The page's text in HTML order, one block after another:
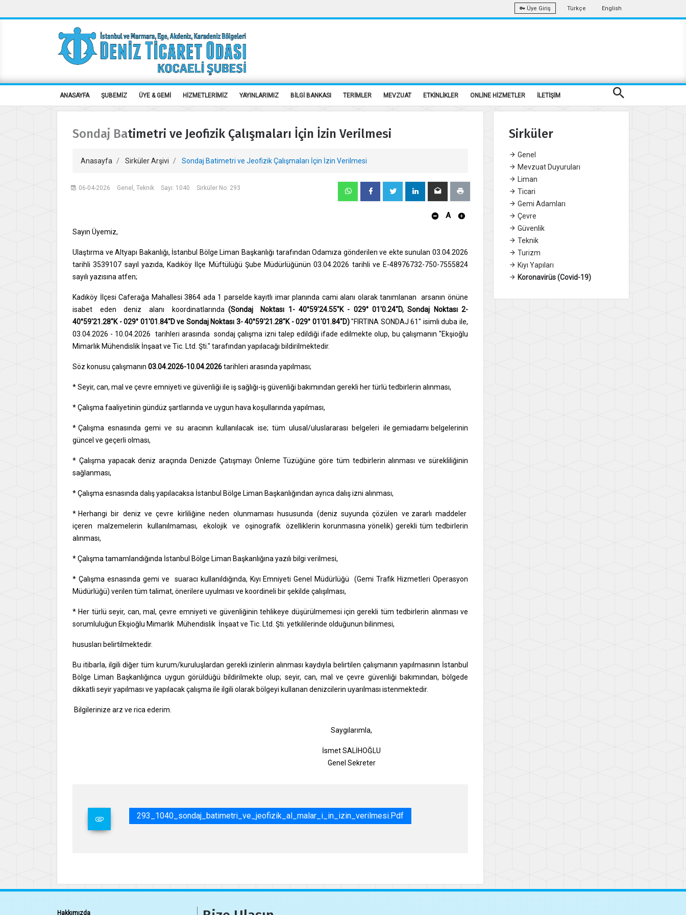
Üye Giriş Türkçe English
ANASAYFA ŞUBEMİZ ÜYE & GEMİ HİZMETLERİMİZ YAYINLARIMIZ BİLGİ BANKASI TERİMLER MEVZUAT ETKİNLİKLER ONLİNE HİZMETLER İLETİŞİM
Sondaj Batimetri ve Jeofizik Çalışmaları İçin İzin Verilmesi
Anasayfa Sirküler Arşivi Sondaj Batimetri ve Jeofizik Çalışmaları İçin İzin Verilmesi
06-04-2026 Genel, Teknik Sayı: 1040 Sirküler No: 293
A
Sayın Üyemiz,
Ulaştırma ve Altyapı Bakanlığı, İstanbul Bölge Liman Başkanlığı tarafından Odamıza gönderilen ve ekte sunulan 03.04.2026
tarihli 3539107 sayıl yazıda, Kadıköy İlçe Müftülüğü Şube Müdürlüğünün 03.04.2026 tarihli ve E-48976732-750-7555824
sayılı yazısına atfen;
Kadıköy İlçesi Caferağa Mahallesi 3864 ada 1 parselde kayıtlı imar planında cami alanı olarak tanımlanan arsanın önüne
isabet eden deniz alanı koordinatlarında (Sondaj Noktası 1- 40°59'24.55"K - 029° 01'0.24"D, Sondaj Noktası 2-
40°59'21.28"K - 029° 01'01.84"D ve Sondaj Noktası 3- 40°59'21.28"K - 029° 01'01.84"D)"FIRTINA SONDAJ 61" isimli duba ile,
03.04.2026 - 10.04.2026 tarihleri arasında sondaj çalışma izni talep edildiği ifade edilmekte olup, bu çalışmanın "Ekşioğlu
Mimarlık Mühendislik İnşaat ve Tic. Ltd. Şti." tarafından yapılacağı bildirilmektedir.
Söz konusu çalışmanın 03.04.2026-10.04.2026tarihleri arasında yapılması;
* Seyir, can, mal ve çevre emniyeti ve güvenliği ile iş sağlığı-iş güvenliği bakımından gerekli her türlü tedbirlerin alınması,
* Çalışma faaliyetinin gündüz şartlarında ve uygun hava koşullarında yapılması,
* Çalışma esnasında gemi ve su aracının kullanılacak ise; tüm ulusal/uluslararası belgeleri ile gemiadamı belgelerinin
güncel ve geçerli olması,
* Çalışma yapacak deniz araçında Denizde Çatışmayı Önleme Tüzüğüne göre tüm tedbirlerin alınması ve sürekliliğinin
sağlanması,
* Çalışma esnasında dalış yapılacaksa İstanbul Bölge Liman Başkanlığından ayrıca dalış izni alınması,
* Herhangi bir deniz ve çevre kirliliğine neden olunmaması hususunda (deniz suyunda çözülen ve zararlı maddeler
içeren malzemelerin kullanılmaması, ekolojik ve oşinografik özelliklerin korunmasına yönelik) gerekli tüm tedbirlerin
alınması,
* Çalışma tamamlandığında İstanbul Bölge Liman Başkanlığına yazılı bilgi verilmesi,
* Çalışma esnasında gemi ve suaracı kullanıldığında, Kıyı Emniyeti Genel Müdürlüğü (Gemi Trafik Hizmetleri Operasyon
Müdürlüğü) verilen tüm talimat, önerilere uyulması ve koordineli bir şekilde çalışılması,
* Her türlü seyir, can, mal, çevre emniyeti ve güvenliğinin tehlikeye düşürülmemesi için gerekli tüm tedbirlerin alınması ve
sorumluluğun Ekşioğlu Mimarlık Mühendislik İnşaat ve Tic. Ltd. Şti. yetkililerinde olduğunun bilinmesi,
hususları belirtilmektedir.
Bu itibarla, ilgili diğer tüm kurum/kuruluşlardan gerekli izinlerin alınması kaydıyla belirtilen çalışmanın yapılmasının İstanbul
Bölge Liman Başkanlığınca uygun görüldüğü bildirilmekte olup; seyir, can, mal ve çevre güvenliği bakımından, bölgede
dikkatli seyir yapılması ve yapılacak çalışma ile ilgili olarak bölgeyi kullanan denizcilerin uyarılması istenmektedir.
Bilgilerinize arz ve rica ederim.
Saygılarımla,
İsmet SALİHOĞLU
Genel Sekreter
293_1040_sondaj_batimetri_ve_jeofizik_al_malar_i_in_izin_verilmesi.pdf
Sirküler
Genel
Mevzuat Duyuruları
Liman
Ticari
Gemi Adamları
Çevre
Güvenlik
Teknik
Turizm
Kıyı Yapıları
Koronavirüs (Covid-19)
Hakkımızda